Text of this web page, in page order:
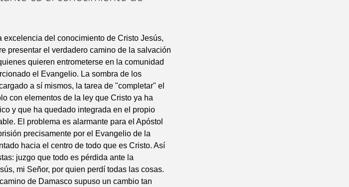
del conocimiento de Cristo Jesús,
presentar el verdadero camino de la salvación
quieren entrometerse en la comunidad
el Evangelio. La sombra de los
a sí mismos, la tarea de "completar" el
con elementos de la ley que Cristo ya ha
y que ha quedado integrada en el propio
El problema es alarmante para el Apóstol
precisamente por el Evangelio de la
hacia el centro de todo que es Cristo. Así
juzgo que todo es pérdida ante la
mi Señor, por quien perdí todas las cosas.
de Damasco supuso un cambio tan